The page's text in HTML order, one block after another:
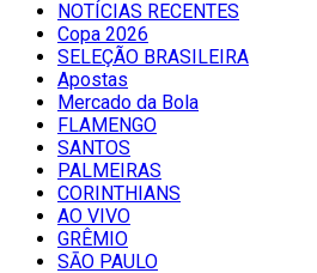
NOTÍCIAS RECENTES
Copa 2026
SELEÇÃO BRASILEIRA
Apostas
Mercado da Bola
FLAMENGO
SANTOS
PALMEIRAS
CORINTHIANS
AO VIVO
GRÊMIO
SĀO PAULO